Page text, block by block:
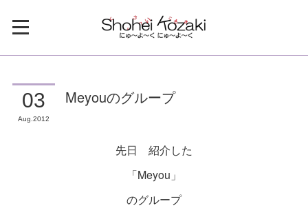
03
Aug 2012
Meyouのグループ
先日 紹介した
「Meyou」
のグループ